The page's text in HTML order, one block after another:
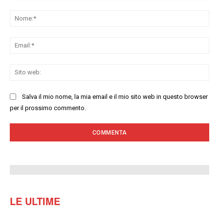
Salva il mio nome, la mia email e il mio sito web in questo browser
per il prossimo commento.
LE ULTIME